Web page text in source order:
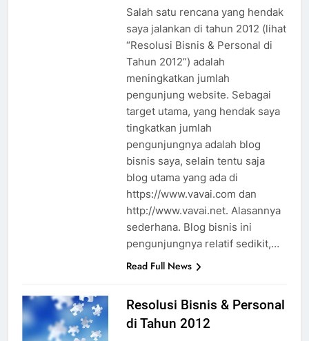
Salah satu rencana yang hendak
saya jalankan di tahun 2012 (lihat
“Resolusi Bisnis & Personal di
Tahun 2012”) adalah
meningkatkan jumlah
pengunjung website. Sebagai
target utama, yang hendak saya
tingkatkan jumlah
pengunjungnya adalah blog
bisnis saya, selain tentu saja
blog utama yang ada di
https://www.vavai.com dan
http://www.vavai.net. Alasannya
sederhana. Blog bisnis ini
pengunjungnya relatif sedikit,…
Read Full News
Resolusi Bisnis & Personal
di Tahun 2012